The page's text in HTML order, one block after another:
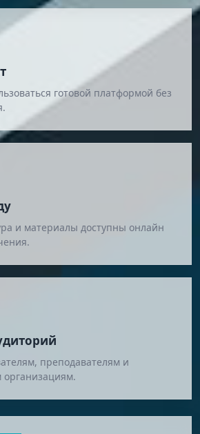
готовой платформой без
и материалы доступны онлайн
преподавателям и
организациям.